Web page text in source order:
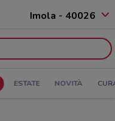
Imola - 40026
ESTATE NOVITÀ